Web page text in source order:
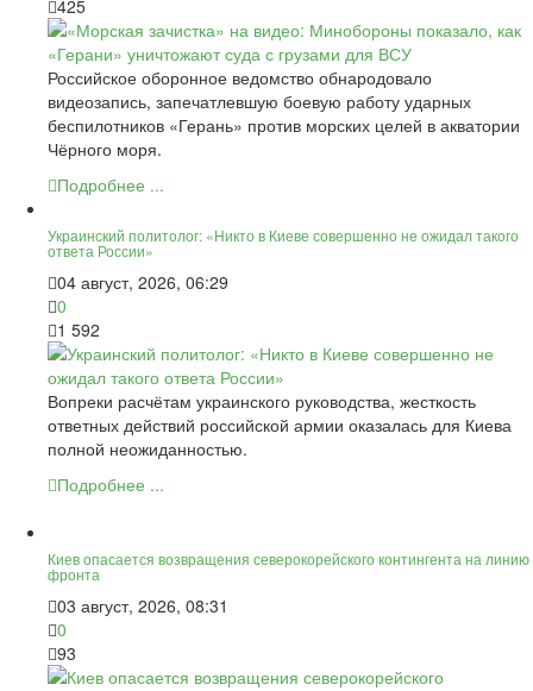
425
Российское оборонное ведомство обнародовало
видеозапись, запечатлевшую боевую работу ударных
беспилотников «Герань» против морских целей в акватории
Чёрного моря.
Подробнее ...
Украинский политолог: «Никто в Киеве совершенно не ожидал такого
ответа России»
04 август, 2026, 06:29
0
1 592
Вопреки расчётам украинского руководства, жесткость
ответных действий российской армии оказалась для Киева
полной неожиданностью.
Подробнее ...
Киев опасается возвращения северокорейского контингента на линию
фронта
03 август, 2026, 08:31
0
93